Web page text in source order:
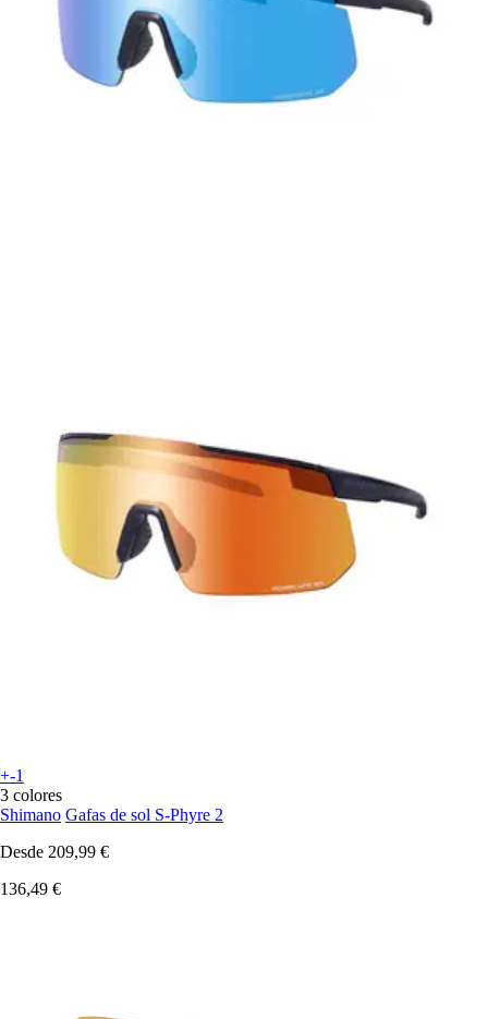
+-1
3 colores
Shimano Gafas de sol S-Phyre 2
Desde 209,99 €
136,49 €